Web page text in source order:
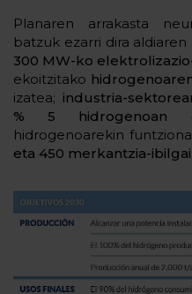
Planaren arrakasta
batzuk ezarri dira
300 MW-ko
ekoitzitako
izatea; industria-
% 5 hidrogenoan
hidrogenoarekin
eta 450 merkantzia-